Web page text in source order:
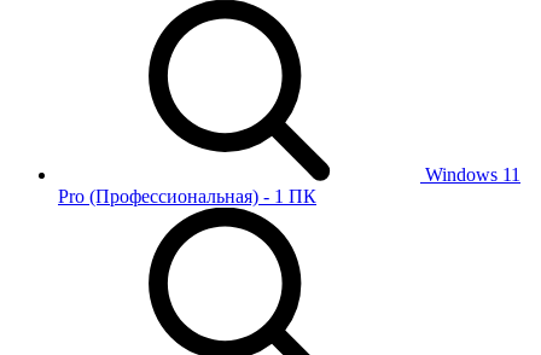
Windows 11
Pro (Профессиональная) - 1 ПК